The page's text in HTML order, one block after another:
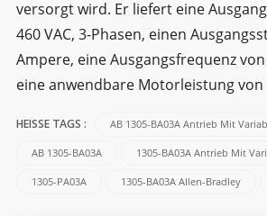
versorgt wird. Er liefert eine
460 VAC, 3-Phasen, einen
Ampere, eine Ausgangsfrequenz
eine anwendbare Motorleistung von
HEISSE TAGS : AB 1305-BA03A Antrieb Mit
AB 1305-BA03A 1305-BA03A Antrieb Mit
1305-PA03A 1305-BA03A Allen-Bradley